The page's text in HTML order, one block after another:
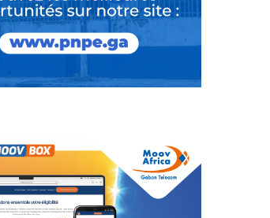
Apothéose ouest-africaine à
Abidjan : le couple
présidentiel...